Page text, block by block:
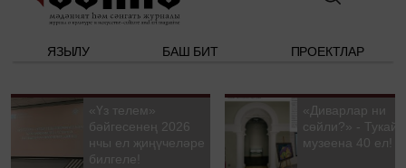
ЯЗЫЛУ БАШ БИТ ПРОЕКТЛАР
«Үз телем»
бәйгесенең 2026
нчы ел җиңүчеләре
билгеле!
«Диварлар ни
сөйли?» - Тукай
музеена 40 ел!